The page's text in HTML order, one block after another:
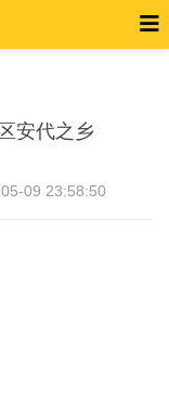
安代之乡
09 23:58:50